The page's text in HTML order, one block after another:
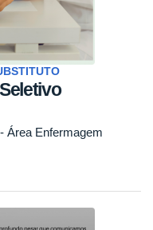
Área Enfermagem